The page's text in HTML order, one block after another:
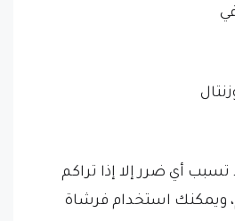
أي ضرر إلا إذا تراكم
ويمكنك استخدام فرشاة